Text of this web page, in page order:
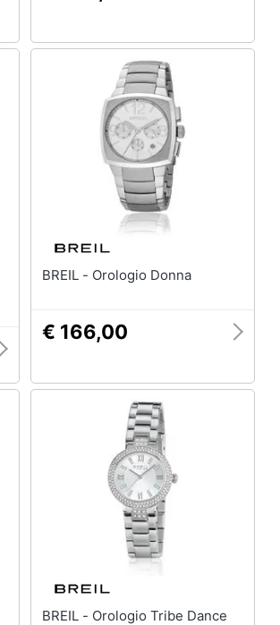
BREIL - Orologio Donna
€ 166,00
BREIL - Orologio Tribe Dance